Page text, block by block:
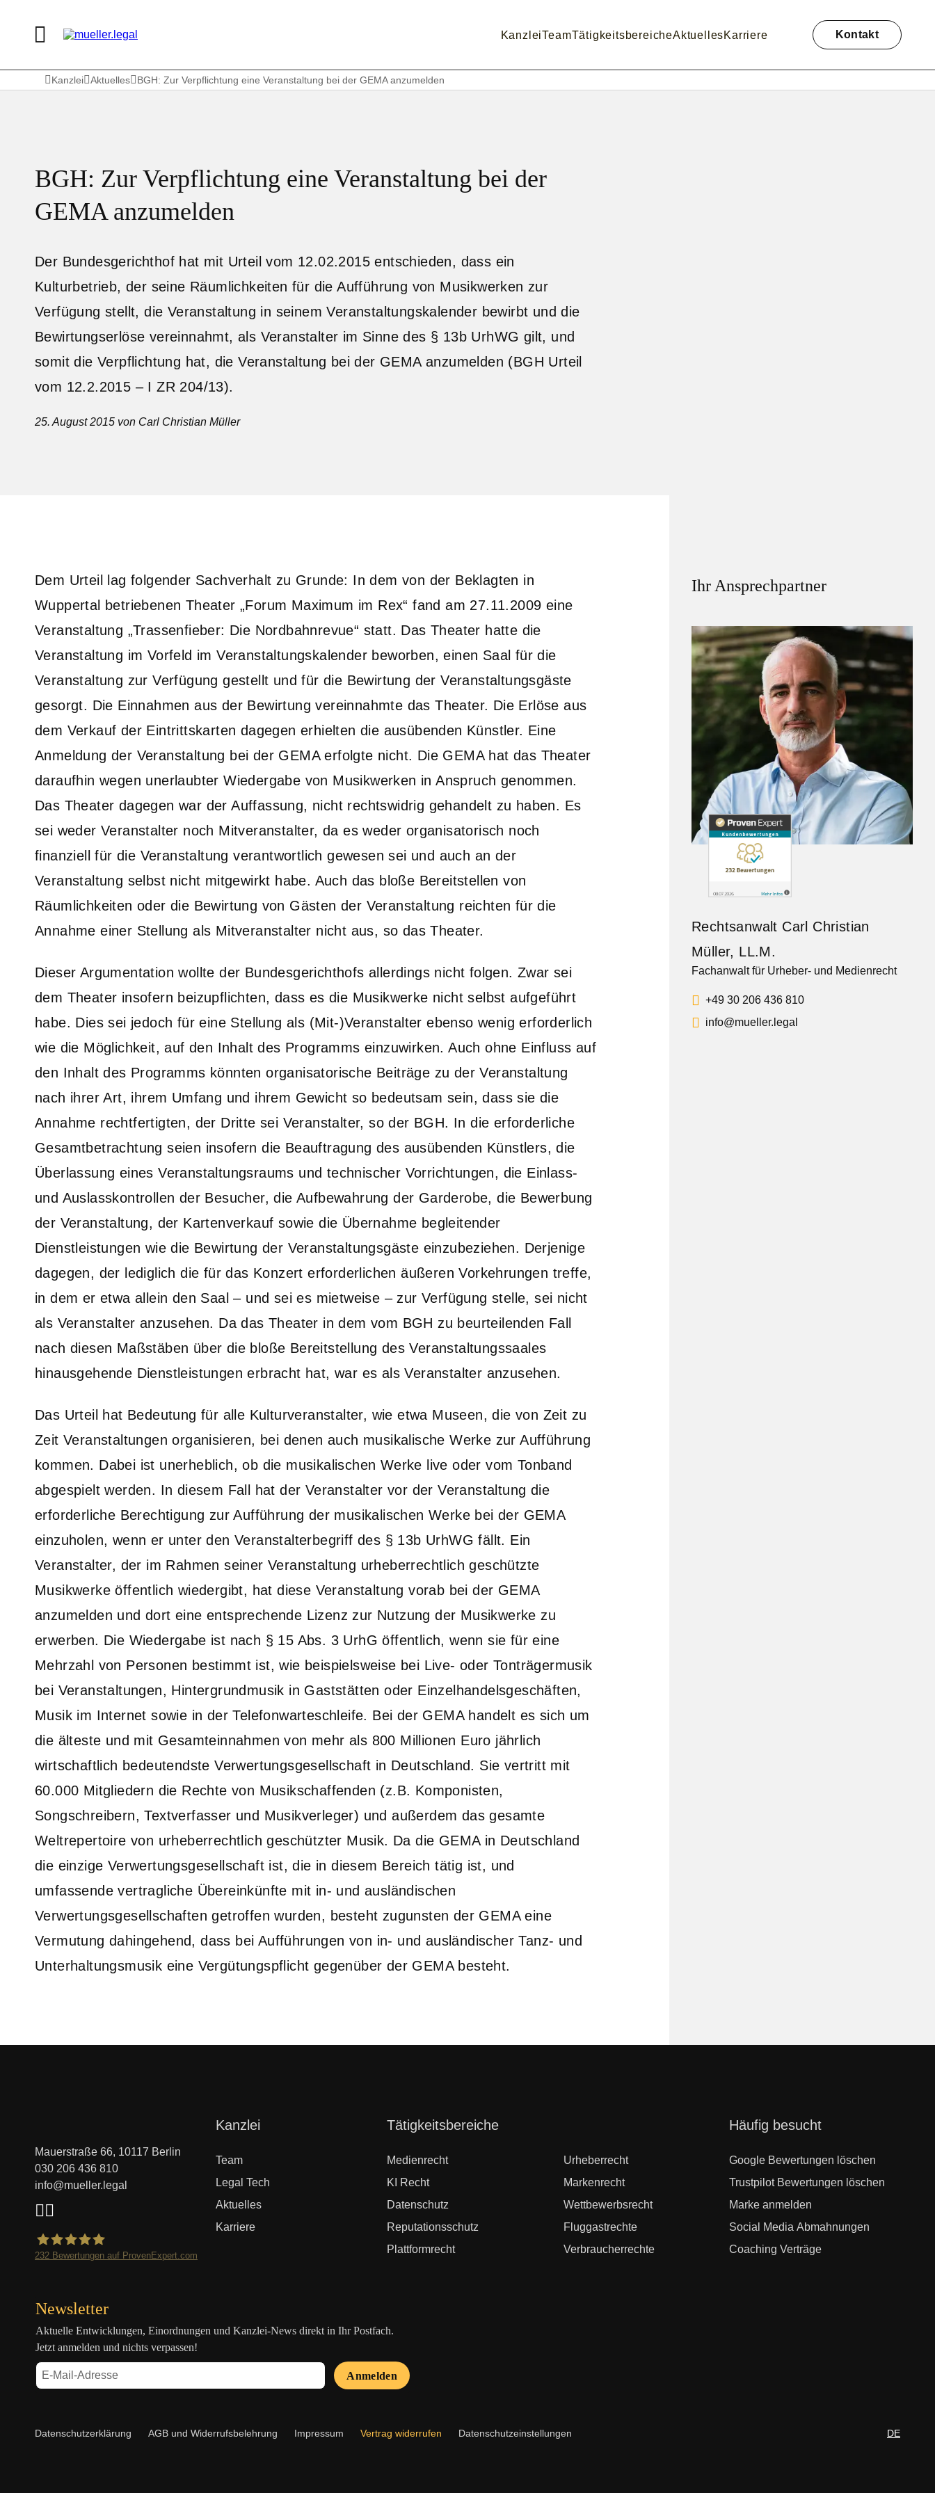
überspringen
KanzleiTeamTätigkeitsbereicheAktuellesKarriere Kontakt
Kanzlei Aktuelles BGH: Zur Verpflichtung eine Veranstaltung bei der GEMA anzumelden
BGH: Zur Verpflichtung eine Veranstaltung bei der
GEMA anzumelden
Der Bundesgerichthof hat mit Urteil vom 12.02.2015 entschieden, dass ein
Kulturbetrieb, der seine Räumlichkeiten für die Aufführung von Musikwerken zur
Verfügung stellt, die Veranstaltung in seinem Veranstaltungskalender bewirbt und die
Bewirtungserlöse vereinnahmt, als Veranstalter im Sinne des § 13b UrhWG gilt, und
somit die Verpflichtung hat, die Veranstaltung bei der GEMA anzumelden (BGH Urteil
vom 12.2.2015 – I ZR 204/13).
25. August 2015 von Carl Christian Müller
Dem Urteil lag folgender Sachverhalt zu Grunde: In dem von der Beklagten in
Wuppertal betriebenen Theater „Forum Maximum im Rex“ fand am 27.11.2009 eine
Veranstaltung „Trassenfieber: Die Nordbahnrevue“ statt. Das Theater hatte die
Veranstaltung im Vorfeld im Veranstaltungskalender beworben, einen Saal für die
Veranstaltung zur Verfügung gestellt und für die Bewirtung der Veranstaltungsgäste
gesorgt. Die Einnahmen aus der Bewirtung vereinnahmte das Theater. Die Erlöse aus
dem Verkauf der Eintrittskarten dagegen erhielten die ausübenden Künstler. Eine
Anmeldung der Veranstaltung bei der GEMA erfolgte nicht. Die GEMA hat das Theater
daraufhin wegen unerlaubter Wiedergabe von Musikwerken in Anspruch genommen.
Das Theater dagegen war der Auffassung, nicht rechtswidrig gehandelt zu haben. Es
sei weder Veranstalter noch Mitveranstalter, da es weder organisatorisch noch
finanziell für die Veranstaltung verantwortlich gewesen sei und auch an der
Veranstaltung selbst nicht mitgewirkt habe. Auch das bloße Bereitstellen von
Räumlichkeiten oder die Bewirtung von Gästen der Veranstaltung reichten für die
Annahme einer Stellung als Mitveranstalter nicht aus, so das Theater.
Dieser Argumentation wollte der Bundesgerichthofs allerdings nicht folgen. Zwar sei
dem Theater insofern beizupflichten, dass es die Musikwerke nicht selbst aufgeführt
habe. Dies sei jedoch für eine Stellung als (Mit-)Veranstalter ebenso wenig erforderlich
wie die Möglichkeit, auf den Inhalt des Programms einzuwirken. Auch ohne Einfluss auf
den Inhalt des Programms könnten organisatorische Beiträge zu der Veranstaltung
nach ihrer Art, ihrem Umfang und ihrem Gewicht so bedeutsam sein, dass sie die
Annahme rechtfertigten, der Dritte sei Veranstalter, so der BGH. In die erforderliche
Gesamtbetrachtung seien insofern die Beauftragung des ausübenden Künstlers, die
Überlassung eines Veranstaltungsraums und technischer Vorrichtungen, die Einlass-
und Auslasskontrollen der Besucher, die Aufbewahrung der Garderobe, die Bewerbung
der Veranstaltung, der Kartenverkauf sowie die Übernahme begleitender
Dienstleistungen wie die Bewirtung der Veranstaltungsgäste einzubeziehen. Derjenige
dagegen, der lediglich die für das Konzert erforderlichen äußeren Vorkehrungen treffe,
in dem er etwa allein den Saal – und sei es mietweise – zur Verfügung stelle, sei nicht
als Veranstalter anzusehen. Da das Theater in dem vom BGH zu beurteilenden Fall
nach diesen Maßstäben über die bloße Bereitstellung des Veranstaltungssaales
hinausgehende Dienstleistungen erbracht hat, war es als Veranstalter anzusehen.
Das Urteil hat Bedeutung für alle Kulturveranstalter, wie etwa Museen, die von Zeit zu
Zeit Veranstaltungen organisieren, bei denen auch musikalische Werke zur Aufführung
kommen. Dabei ist unerheblich, ob die musikalischen Werke live oder vom Tonband
abgespielt werden. In diesem Fall hat der Veranstalter vor der Veranstaltung die
erforderliche Berechtigung zur Aufführung der musikalischen Werke bei der GEMA
einzuholen, wenn er unter den Veranstalterbegriff des § 13b UrhWG fällt. Ein
Veranstalter, der im Rahmen seiner Veranstaltung urheberrechtlich geschützte
Musikwerke öffentlich wiedergibt, hat diese Veranstaltung vorab bei der GEMA
anzumelden und dort eine entsprechende Lizenz zur Nutzung der Musikwerke zu
erwerben. Die Wiedergabe ist nach § 15 Abs. 3 UrhG öffentlich, wenn sie für eine
Mehrzahl von Personen bestimmt ist, wie beispielsweise bei Live- oder Tonträgermusik
bei Veranstaltungen, Hintergrundmusik in Gaststätten oder Einzelhandelsgeschäften,
Musik im Internet sowie in der Telefonwarteschleife. Bei der GEMA handelt es sich um
die älteste und mit Gesamteinnahmen von mehr als 800 Millionen Euro jährlich
wirtschaftlich bedeutendste Verwertungsgesellschaft in Deutschland. Sie vertritt mit
60.000 Mitgliedern die Rechte von Musikschaffenden (z.B. Komponisten,
Songschreibern, Textverfasser und Musikverleger) und außerdem das gesamte
Weltrepertoire von urheberrechtlich geschützter Musik. Da die GEMA in Deutschland
die einzige Verwertungsgesellschaft ist, die in diesem Bereich tätig ist, und
umfassende vertragliche Übereinkünfte mit in- und ausländischen
Verwertungsgesellschaften getroffen wurden, besteht zugunsten der GEMA eine
Vermutung dahingehend, dass bei Aufführungen von in- und ausländischer Tanz- und
Unterhaltungsmusik eine Vergütungspflicht gegenüber der GEMA besteht.
Ihr Ansprechpartner
Rechtsanwalt Carl Christian
Müller, LL.M.
Fachanwalt für Urheber- und Medienrecht
+49 30 206 436 810
info@mueller.legal
Mauerstraße 66, 10117 Berlin
030 206 436 810
info@mueller.legal
232 Bewertungen auf ProvenExpert.com
Navigation
Kanzlei
Team
Legal Tech
Aktuelles
Karriere
Navigation
Tätigkeitsbereiche
Medienrecht
KI Recht
Datenschutz
Reputationsschutz
Plattformrecht
Urheberrecht
Markenrecht
Wettbewerbsrecht
Fluggastrechte
Verbraucherrechte
Navigation
Häufig besucht
Google Bewertungen löschen
Trustpilot Bewertungen löschen
Marke anmelden
Social Media Abmahnungen
Coaching Verträge
Newsletter
Aktuelle Entwicklungen, Einordnungen und Kanzlei-News direkt in Ihr Postfach.
Jetzt anmelden und nichts verpassen!
Anmelden
Navigation
Datenschutzerklärung AGB und Widerrufsbelehrung Impressum Vertrag widerrufen Datenschutzeinstellungen DE